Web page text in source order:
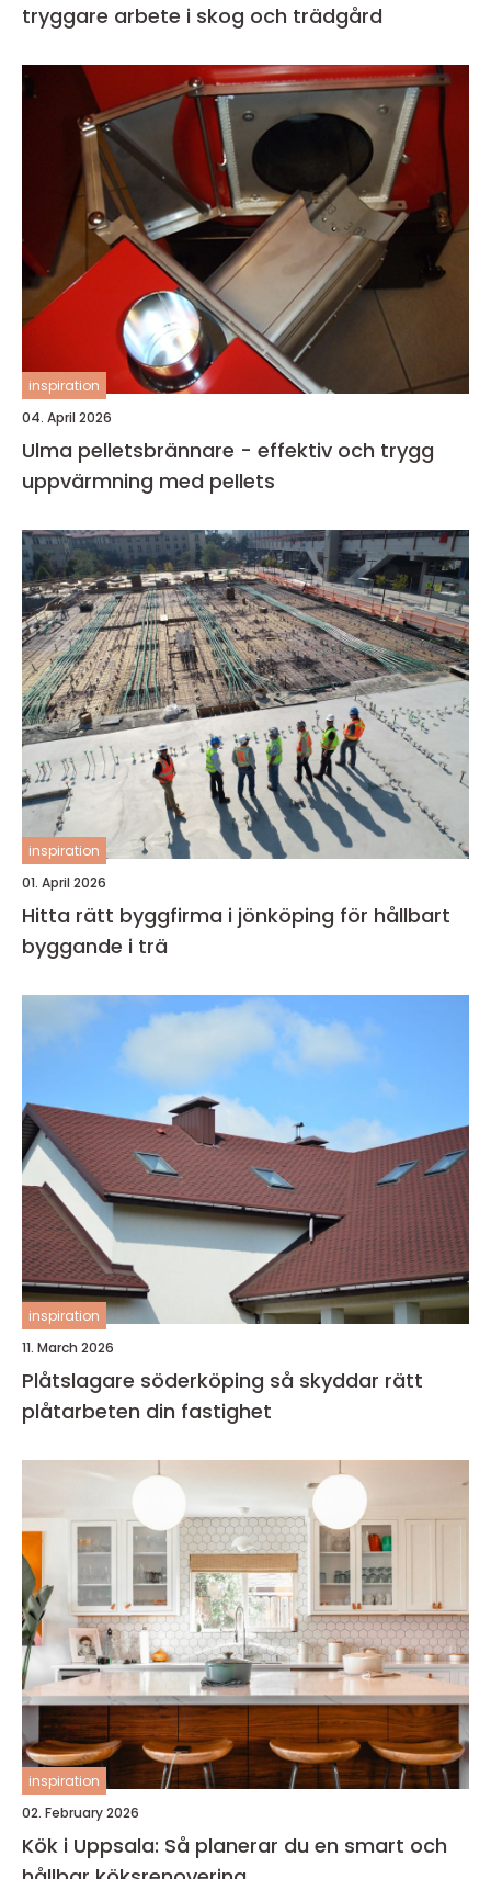
tryggare arbete i skog och trädgård
inspiration
04. April 2026
Ulma pelletsbrännare - effektiv och trygg
uppvärmning med pellets
inspiration
01. April 2026
Hitta rätt byggfirma i jönköping för hållbart
byggande i trä
inspiration
11. March 2026
Plåtslagare söderköping så skyddar rätt
plåtarbeten din fastighet
inspiration
02. February 2026
Kök i Uppsala: Så planerar du en smart och